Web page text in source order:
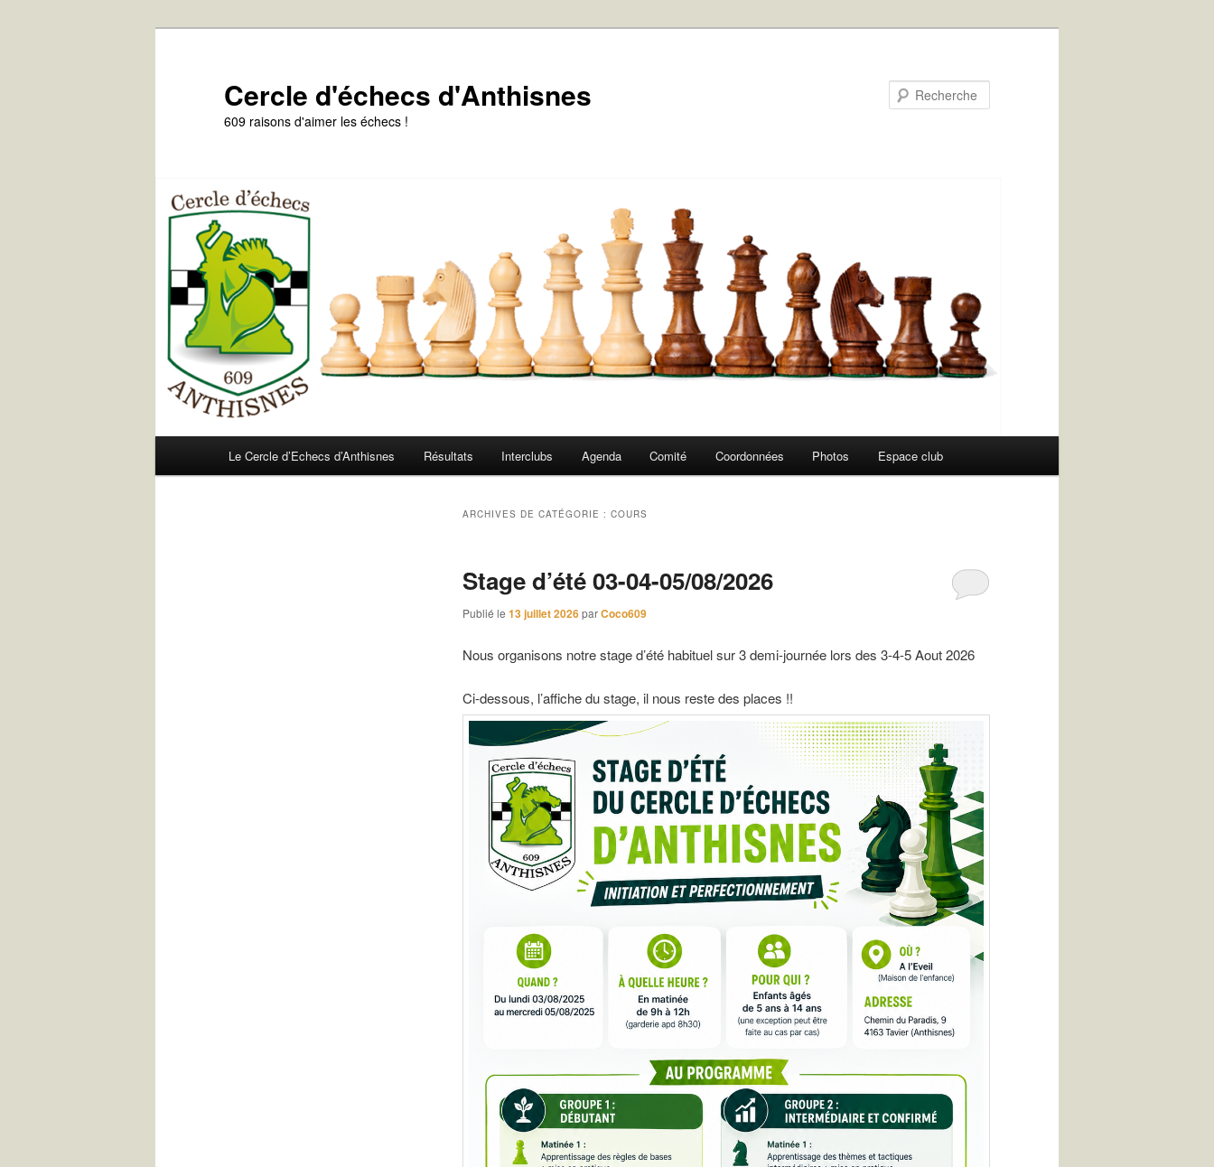
Cercle d'échecs d'Anthisnes
609 raisons d'aimer les échecs !
Le Cercle d’Echecs d’Anthisnes Résultats Interclubs Agenda Comité Coordonnées Photos Espace club
ARCHIVES DE CATÉGORIE : COURS
Stage d’été 03-04-05/08/2026
Publié le 13 juillet 2026parCoco609
Nous organisons notre stage d’été habituel sur 3 demi-journée lors des 3-4-5 Aout 2026
Ci-dessous, l’affiche du stage, il nous reste des places !!